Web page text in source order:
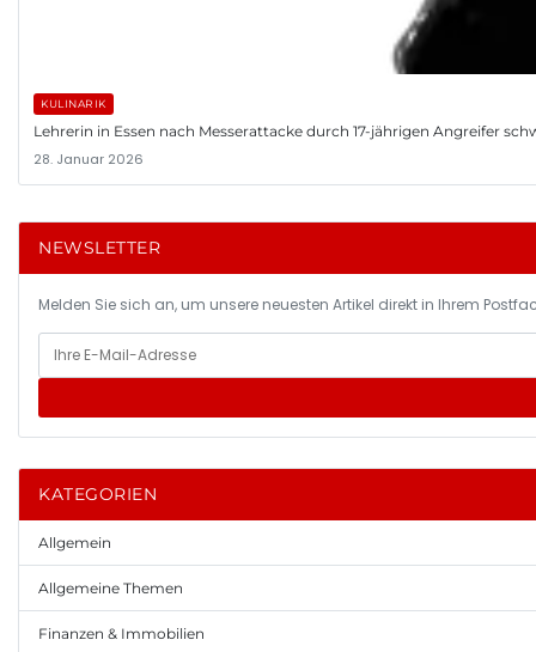
KULINARIK
Lehrerin in Essen nach Messerattacke durch 17-jährigen Angreifer
28. Januar 2026
NEWSLETTER
Melden Sie sich an, um unsere neuesten Artikel direkt in Ihrem
KATEGORIEN
Allgemein
Allgemeine Themen
Finanzen & Immobilien